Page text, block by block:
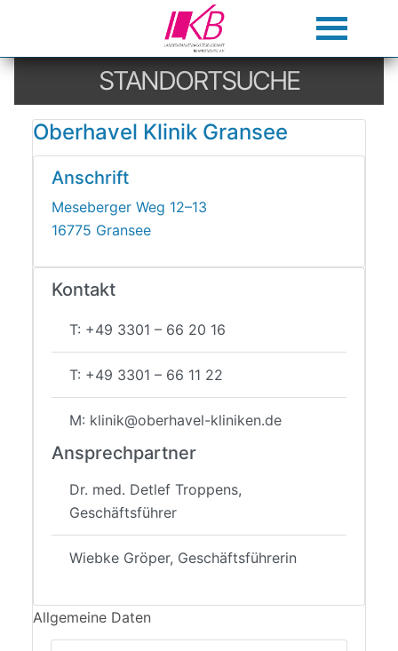
STANDORTSUCHE
Oberhavel Klinik Gransee
Anschrift
Meseberger Weg 12–13
16775 Gransee
Kontakt
T: +49 3301 – 66 20 16
T: +49 3301 – 66 11 22
M: klinik@oberhavel-kliniken.de
Ansprechpartner
Dr. med. Detlef Troppens,
Geschäftsführer
Wiebke Gröper, Geschäftsführerin
Allgemeine Daten